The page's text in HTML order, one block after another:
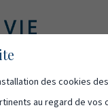
Ressources
des cookies
au regard de vos